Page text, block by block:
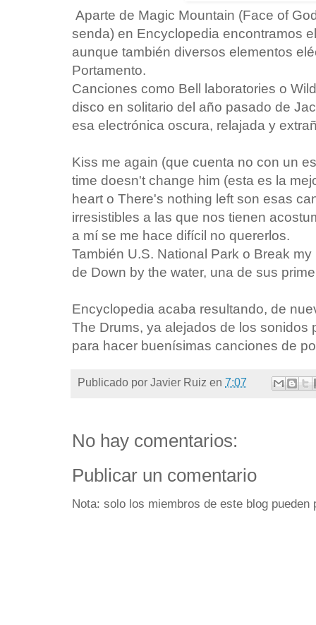
Aparte de Magic Mountain (Face of
senda) en Encyclopedia encontramos
aunque también diversos elementos
Portamento.
Canciones como Bell laboratories o
disco en solitario del año pasado de
esa electrónica oscura, relajada y
Kiss me again (que cuenta no con un
time doesn't change him (esta es la
heart o There's nothing left son esas
irresistibles a las que nos tienen
a mí se me hace difícil no quererlos.
También U.S. National Park o Break
de Down by the water, una de sus
Encyclopedia acaba resultando, de
The Drums, ya alejados de los
para hacer buenísimas canciones de
Publicado por Javier Ruiz en 7:07
No hay comentarios:
Publicar un comentario
Nota: solo los miembros de este blog pueden